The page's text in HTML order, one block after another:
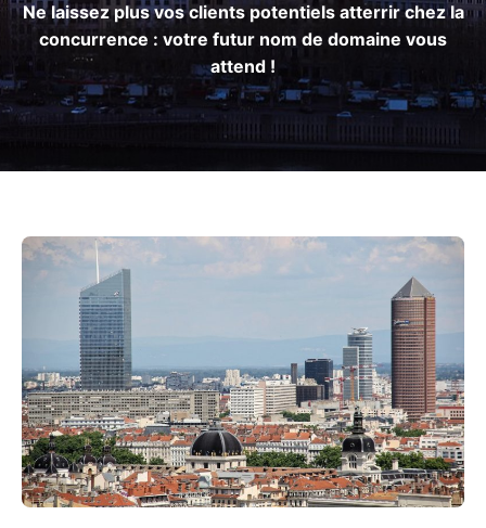
Ne laissez plus vos clients potentiels atterrir chez la
concurrence : votre futur nom de domaine vous
attend !